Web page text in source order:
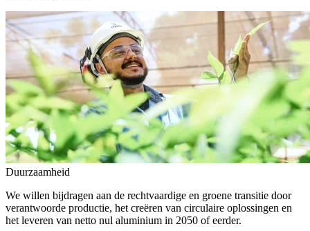
Duurzaamheid
We willen bijdragen aan de rechtvaardige en groene transitie door
verantwoorde productie, het creëren van circulaire oplossingen en
het leveren van netto nul aluminium in 2050 of eerder.